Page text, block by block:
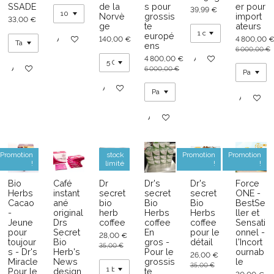
SSADE
33,00 €
Ajouter au panier
Ajouter au panier
de la
Norvè
ge
140,00 €
Ajouter au panier
s pour
grossis
te
europé
ens
4 800,00 €
6 000,00 €
Ajouter au panier
39,99 €
Ajouter au panier
er pour
import
ateurs
4 800,00 €
6 000,00 €
Ajouter
Promotion
!
Bio
Herbs
Cacao
-
Jeune
pour
toujour
s - Dr's
Miracle
Pour le
Café
instant
ané
original
Drs
Secret
Bio
Herb's
News
design
stock
limité
Dr
secret
bio
herb
coffee
28,00 €
35,00 €
Dr's
secret
Bio
Herbs
coffee
En
gros -
Pour le
grossis
te
Promotion
!
Dr's
secret
Bio
Herbs
coffee
pour le
détail
26,00 €
35,00 €
Promotion
!
Force
ONE -
BestSe
ller et
Sensati
onnel -
l'Incort
ournab
le